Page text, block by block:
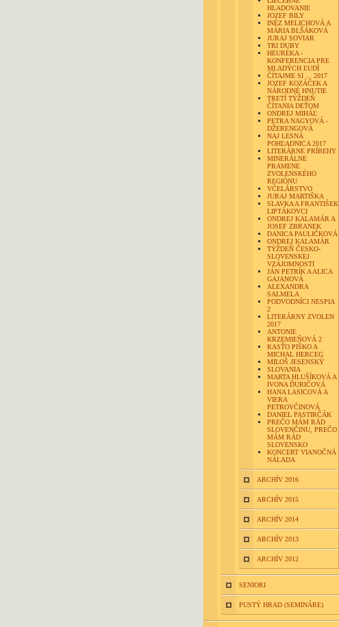
HLADOVANIE
JOZEF BILY
INÉZ MELICHOVÁ A
MÁRIA BLŠÁKOVÁ
JURAJ SOVIAR
TRI DUBY
HEURÉKA -
KONFERENCIA PRE
MLADÝCH ĽUDÍ
ČÍTAJME SI ... 2017
JOZEF KOZÁČEK A
NÁRODNÉ HNUTIE
TRETÍ TÝŽDEŇ
ČÍTANIA DEŤOM
ONDREJ MIHÁĽ
PETRA NAGYOVÁ -
DŽERENGOVÁ
NAJ LESNÁ
POHĽADNICA 2017
LITERÁRNE PRÍBEHY
MINERÁLNE
PRAMENE
ZVOLENSKÉHO
REGIÓNU
VČELÁRSTVO
JURAJ MARTIŠKA
SLAVKA A FRANTIŠEK
LIPTÁKOVCI
ONDREJ KALAMÁR A
JOSEF ZBRANEK
DANICA PAULIČKOVÁ
ONDREJ KALAMÁR
TÝŽDEŇ ČESKO-
SLOVENSKEJ
VZÁJOMNOSTI
JÁN PETRÍK A ALICA
GAJANOVÁ
ALEXANDRA
SALMELA
PODVODNÍCI NESPIA
2
LITERÁRNY ZVOLEN
2017
ANTONIE
KRZEMIEŇOVÁ 2
RASŤO PIŠKO A
MICHAL HERCEG
MILOŠ JESENSKÝ
SLOVANIA
MARTA HLUŠÍKOVÁ A
IVONA ĎURIČOVÁ
HANA LASICOVÁ A
VIERA
PETROVČINOVÁ
DANIEL PASTIRČÁK
PREČO MÁM RÁD
SLOVENČINU, PREČO
MÁM RÁD
SLOVENSKO
KONCERT VIANOČNÁ
NÁLADA
ARCHÍV 2016
ARCHÍV 2015
ARCHÍV 2014
ARCHÍV 2013
ARCHÍV 2012
SENIORI
PUSTÝ HRAD (SEMINÁRE)